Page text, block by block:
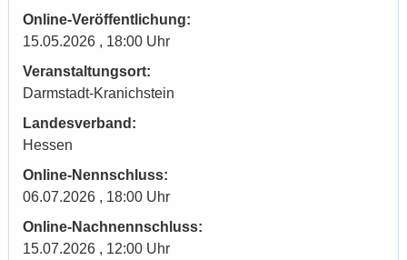
Online-Veröffentlichung:
15.05.2026 , 18:00 Uhr
Veranstaltungsort:
Darmstadt-Kranichstein
Landesverband:
Hessen
Online-Nennschluss:
06.07.2026 , 18:00 Uhr
Online-Nachnennschluss:
15.07.2026 , 12:00 Uhr